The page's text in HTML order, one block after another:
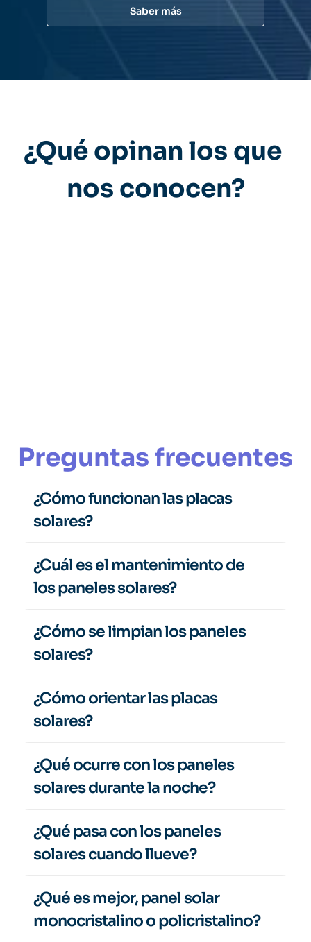
Saber más
¿Qué opinan los que
nos conocen?
Preguntas frecuentes
¿Cómo funcionan las placas
solares?
¿Cuál es el mantenimiento de
los paneles solares?
¿Cómo se limpian los paneles
solares?
¿Cómo orientar las placas
solares?
¿Qué ocurre con los paneles
solares durante la noche?
¿Qué pasa con los paneles
solares cuando llueve?
¿Qué es mejor, panel solar
monocristalino o policristalino?